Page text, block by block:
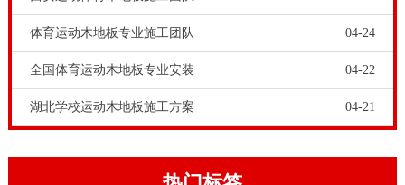
的。
运动木地板打磨有什么要求，以及如何进行运动木地板
面板打磨？运动木地板打磨原则就是“尽力而精，按需
而粗”，专业的运动木地板打磨工艺，就是运动木地板
假如你去运动木地板销售市场，做一个市场调研，便会
体育运动木地板专业施工团队 04-24
全国体育运动木地板专业安装 04-22
湖北学校运动木地板施工方案 04-21